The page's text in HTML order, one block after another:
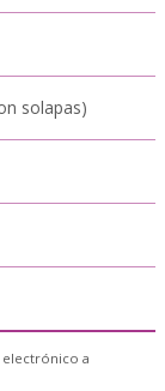
solapas)
electrónico a